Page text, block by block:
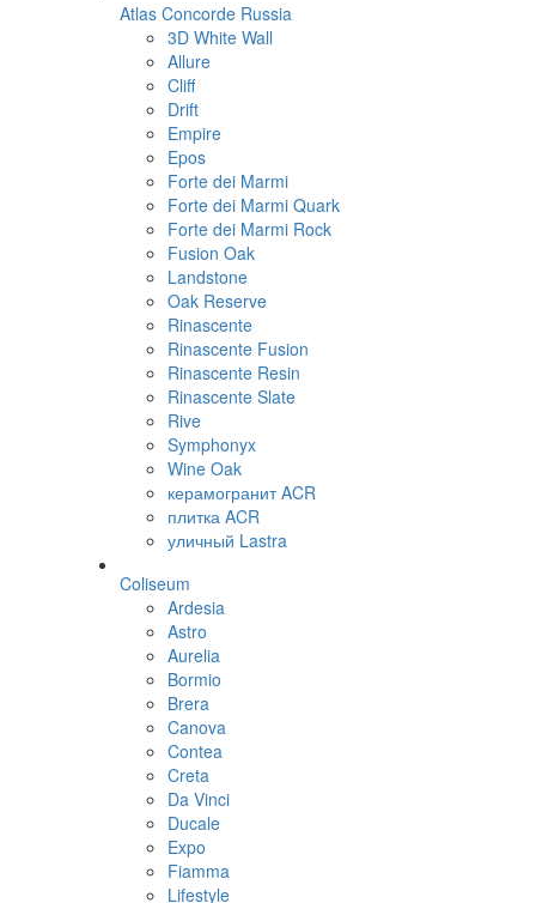
Atlas Concorde Russia
3D White Wall
Allure
Cliff
Drift
Empire
Epos
Forte dei Marmi
Forte dei Marmi Quark
Forte dei Marmi Rock
Fusion Oak
Landstone
Oak Reserve
Rinascente
Rinascente Fusion
Rinascente Resin
Rinascente Slate
Rive
Symphonyx
Wine Oak
керамогранит ACR
плитка ACR
уличный Lastra
Coliseum
Ardesia
Astro
Aurelia
Bormio
Brera
Canova
Contea
Creta
Da Vinci
Ducale
Expo
Fiamma
Lifestyle